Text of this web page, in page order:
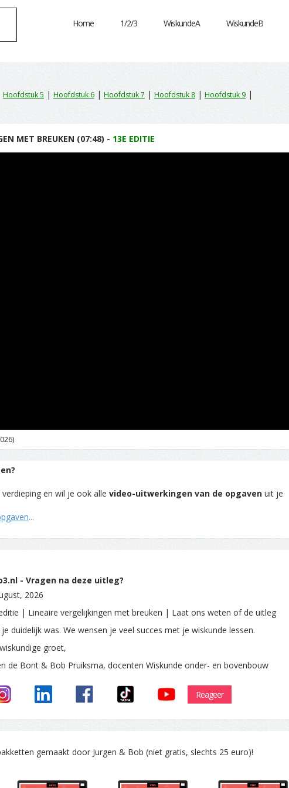
Home 1/2/3 WiskundeA WiskundeB
Hoofdstuk 5 | Hoofdstuk 6 | Hoofdstuk 7 | Hoofdstuk 8 | Hoofdstuk 9 |
MET BREUKEN (07:48) - 13E EDITIE
en wil je ook alle video-uitwerkingen van de opgaven uit je
...
- Vragen na deze uitleg?
2026
| Lineaire vergelijkingen met breuken | Laat ons weten of de uitleg
duidelijk was. We wensen je veel succes met je wiskunde lessen.
groet,
de Bont & Bob Pruiksma, docenten Wiskunde onder- en bovenbouw
Reageer
gemaakt door Jurgen & Bob (niet gratis, slechts 25 euro)!